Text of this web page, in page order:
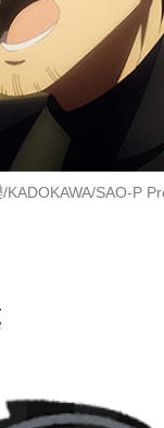
SAO-P